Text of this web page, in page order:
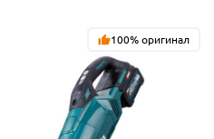
100% оригинал